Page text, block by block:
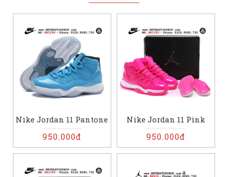
Nike Jordan 11 Pantone
950.000đ
Nike Jordan 11 Pink
950.000đ